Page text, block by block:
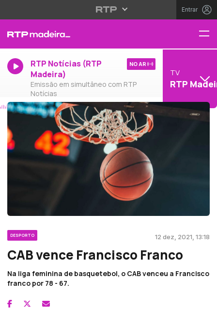
Entrar
RTP Notícias (RTP
Madeira)
Emissão em simultâneo com RTP
Notícias
NO AR
TV
RTP
DESPORTO 12 dez, 2021, 13:18
CAB vence Francisco Franco
Na liga feminina de basquetebol, o CAB venceu a Francisco
franco por 78 - 67.